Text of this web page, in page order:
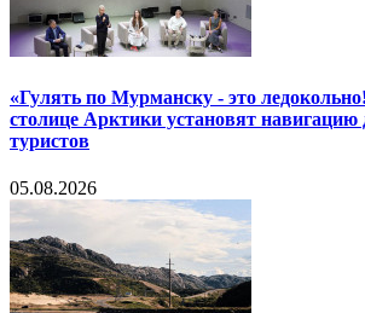
«Гулять по Мурманску - это
столице Арктики установят навигацию
туристов
05.08.2026